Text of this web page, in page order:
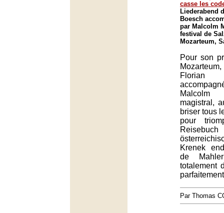
casse les
Liederabend
Boesch
par Malcolm
festival de
Mozarteum,
Pour son
magistral,
briser tous
pour
Krenek
de
totalement
Par Thomas